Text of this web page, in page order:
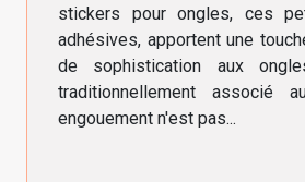
stickers pour ongles, ces
adhésives, apportent une
de sophistication aux
traditionnellement associé
engouement n'est pas...